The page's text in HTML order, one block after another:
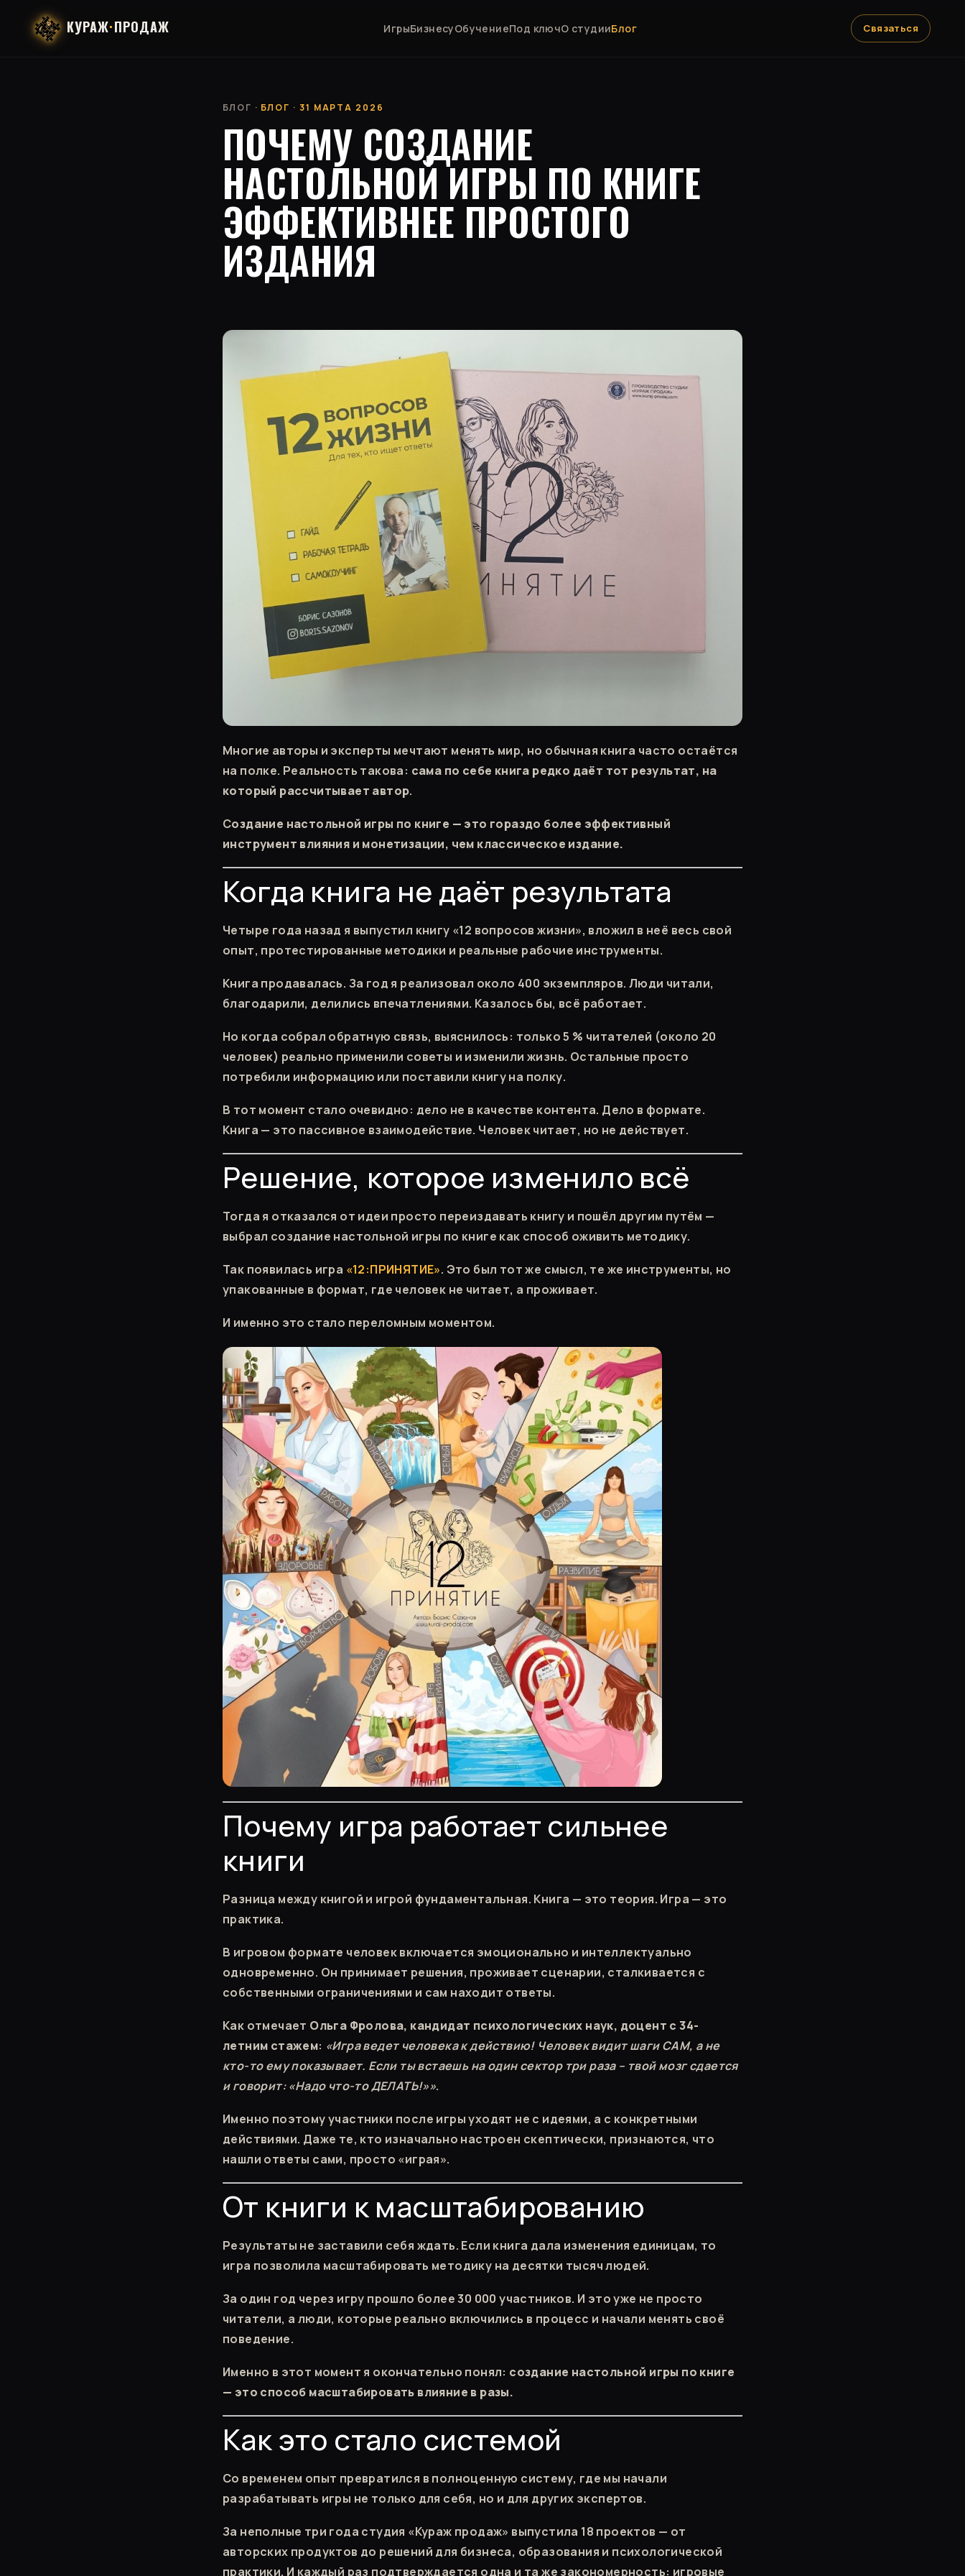
КУРАЖ·ПРОДАЖ ИгрыБизнесуОбучениеПод ключО студииБлог Связаться
БЛОГ · БЛОГ · 31 МАРТА 2026
ПОЧЕМУ СОЗДАНИЕ
НАСТОЛЬНОЙ ИГРЫ ПО КНИГЕ
ЭФФЕКТИВНЕЕ ПРОСТОГО
ИЗДАНИЯ
Многие авторы и эксперты мечтают менять мир, но обычная книга часто остаётся
на полке. Реальность такова: сама по себе книга редко даёт тот результат, на
который рассчитывает автор.
Создание настольной игры по книге — это гораздо более эффективный
инструмент влияния и монетизации, чем классическое издание.
Когда книга не даёт результата
Четыре года назад я выпустил книгу «12 вопросов жизни», вложил в неё весь свой
опыт, протестированные методики и реальные рабочие инструменты.
Книга продавалась. За год я реализовал около 400 экземпляров. Люди читали,
благодарили, делились впечатлениями. Казалось бы, всё работает.
Но когда собрал обратную связь, выяснилось: только 5 % читателей (около 20
человек) реально применили советы и изменили жизнь. Остальные просто
потребили информацию или поставили книгу на полку.
В тот момент стало очевидно: дело не в качестве контента. Дело в формате.
Книга — это пассивное взаимодействие. Человек читает, но не действует.
Решение, которое изменило всё
Тогда я отказался от идеи просто переиздавать книгу и пошёл другим путём —
выбрал создание настольной игры по книге как способ оживить методику.
Так появилась игра «12:ПРИНЯТИЕ». Это был тот же смысл, те же инструменты, но
упакованные в формат, где человек не читает, а проживает.
И именно это стало переломным моментом.
Почему игра работает сильнее
книги
Разница между книгой и игрой фундаментальная. Книга — это теория. Игра — это
практика.
В игровом формате человек включается эмоционально и интеллектуально
одновременно. Он принимает решения, проживает сценарии, сталкивается с
собственными ограничениями и сам находит ответы.
Как отмечает Ольга Фролова, кандидат психологических наук, доцент с 34-
летним стажем: «Игра ведет человека к действию! Человек видит шаги САМ, а не
кто-то ему показывает. Если ты встаешь на один сектор три раза – твой мозг сдается
и говорит: «Надо что-то ДЕЛАТЬ!»».
Именно поэтому участники после игры уходят не с идеями, а с конкретными
действиями. Даже те, кто изначально настроен скептически, признаются, что
нашли ответы сами, просто «играя».
От книги к масштабированию
Результаты не заставили себя ждать. Если книга дала изменения единицам, то
игра позволила масштабировать методику на десятки тысяч людей.
За один год через игру прошло более 30 000 участников. И это уже не просто
читатели, а люди, которые реально включились в процесс и начали менять своё
поведение.
Именно в этот момент я окончательно понял: создание настольной игры по книге
— это способ масштабировать влияние в разы.
Как это стало системой
Со временем опыт превратился в полноценную систему, где мы начали
разрабатывать игры не только для себя, но и для других экспертов.
За неполные три года студия «Кураж продаж» выпустила 18 проектов — от
авторских продуктов до решений для бизнеса, образования и психологической
практики. И каждый раз подтверждается одна и та же закономерность: игровые